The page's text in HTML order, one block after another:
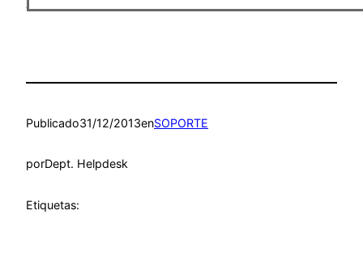
Publicado31/12/2013enSOPORTE
porDept. Helpdesk
Etiquetas: